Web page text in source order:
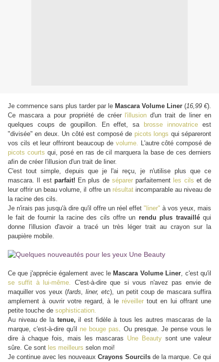
Je commence sans plus tarder par le Mascara Volume Liner (16,99 €).
Ce mascara a pour propriété de créer l'illusion d'un trait de liner en
quelques coups de goupillon. En effet, sa
brosse innovatrice est
"divisée" en deux. Un côté est composé de picots longs qui sépareront
vos cils et leur offriront beaucoup de volume. L'autre côté composé de
picots courts qui, posé en ras de cil marquera la base de ces derniers
afin de créer l'illusion d'un trait de liner.
C'est tout simple, depuis que je l'ai reçu, je n'utilise plus que ce
mascara. Il est parfait! En plus de séparerparfaitement les cils et de
leur offrir un beau volume, il offre un résultatincomparable au niveau de
la racine des cils.
Je n'irais pas jusqu'à dire qu'il offre un réel effet "liner" à vos yeux, mais
le fait de fournir la racine des cils offre un rendu plus travailléqui
donne l'illusion d'avoir a tracé un très léger trait au crayon sur la
paupière mobile.
Ce que j'apprécie également avec le Mascara Volume Liner, c'est qu'il
se suffit à lui-même. C'est-à-dire que si vous n'avez pas envie de
maquiller vos yeux (fards, liner, etc), un petit coup de mascara suffira
amplement à ouvrir votre regard, à le réveillertout en lui offrant une
petite touche de sophistication.
Au niveau de la tenue, il est fidèle à tous les autres mascaras de la
marque, c'est-à-dire qu'il ne bouge pas. Ou presque. Je pense vous le
dire à chaque fois, mais les mascaras Une Beautysont une valeur
sûre. Ce sont les meilleurs selon moi!
Je continue avec les nouveauxCrayons Sourcilsde la marque. Ce qui